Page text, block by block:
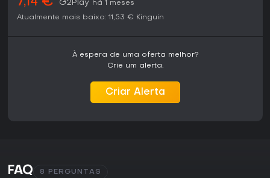
7,14 € G2Play há 1 meses
Atualmente mais baixo: 11,53 € Kinguin
À espera de uma oferta melhor?
Crie um alerta.
Criar Alerta
FAQ 8 PERGUNTAS